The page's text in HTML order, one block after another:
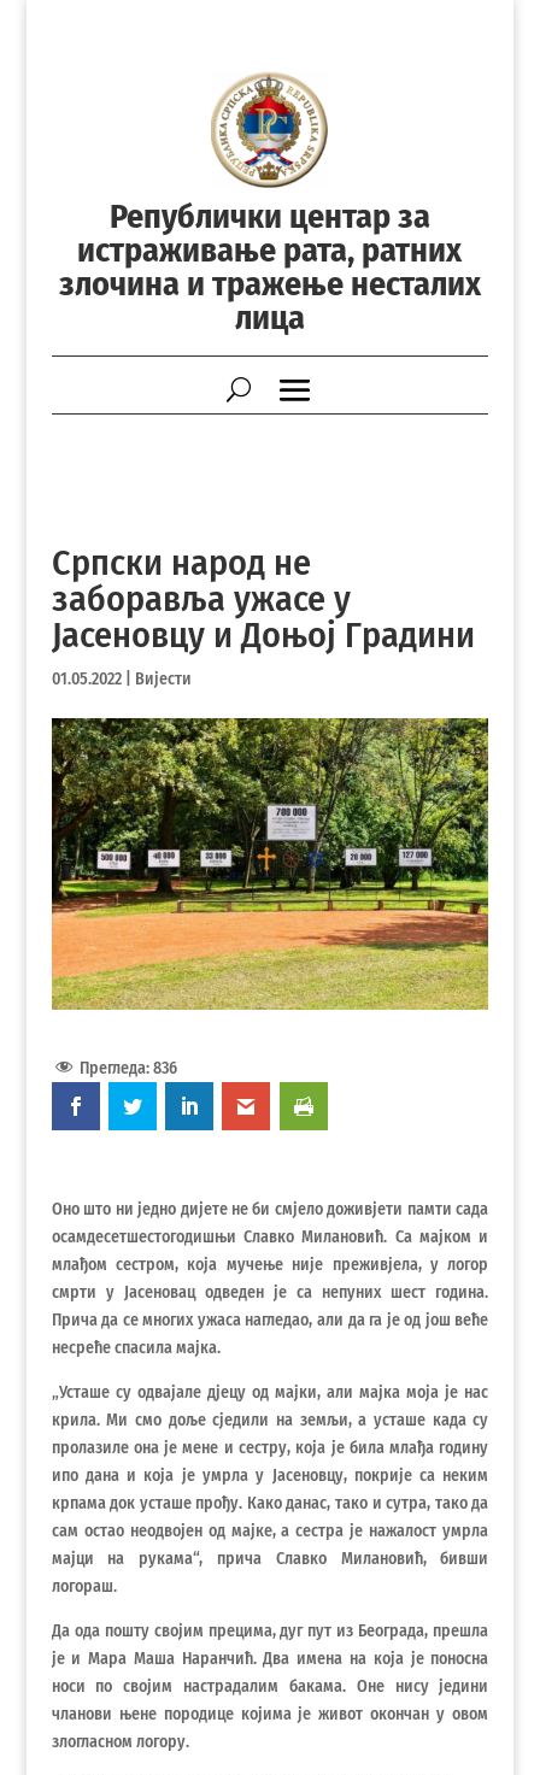
Републички центар за
истраживање рата, ратних
злочина и тражење несталих
лица
Српски народ не
заборавља ужасе у
Јасеновцу и Доњој Градини
01.05.2022| Вијести
Прегледа: 836
Оно што ни једно дијете не би смјело доживјети памти сада
осамдесетшестогодишњи Славко Милановић. Са мајком и
млађом сестром, која мучење није преживјела, у логор
смрти у Јасеновац одведен је са непуних шест година.
Прича да се многих ужаса нагледао, али да га је од још веће
несреће спасила мајка.
„Усташе су одвајале дјецу од мајки, али мајка моја је нас
крила. Ми смо доље сједили на земљи, а усташе када су
пролазиле она је мене и сестру, која је била млађа годину
ипо дана и која је умрла у Јасеновцу, покрије са неким
крпама док усташе прођу. Како данас, тако и сутра, тако да
сам остао неодвојен од мајке, а сестра је нажалост умрла
мајци на рукама“, прича Славко Милановић, бивши
логораш.
Да ода пошту својим прецима, дуг пут из Београда, прешла
је и Мара Маша Наранчић. Два имена на која је поносна
носи по својим настрадалим бакама. Оне нису једини
чланови њене породице којима је живот окончан у овом
злогласном логору.